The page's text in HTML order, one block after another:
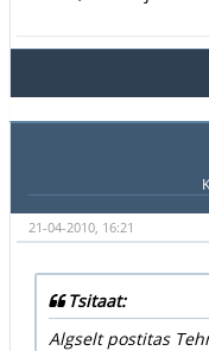
21-04-2010, 16:21
Tsitaat:
Algselt postitas